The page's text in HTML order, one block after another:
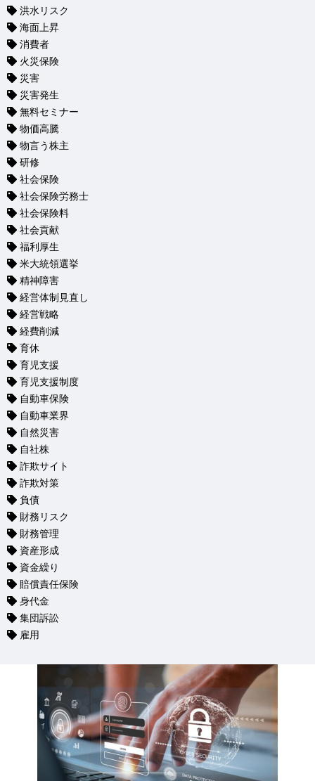
洪水リスク
海面上昇
消費者
火災保険
災害
災害発生
無料セミナー
物価高騰
物言う株主
研修
社会保険
社会保険労務士
社会保険料
社会貢献
福利厚生
米大統領選挙
精神障害
経営体制見直し
経営戦略
経費削減
育休
育児支援
育児支援制度
自動車保険
自動車業界
自然災害
自社株
詐欺サイト
詐欺対策
負債
財務リスク
財務管理
資産形成
資金繰り
賠償責任保険
身代金
集団訴訟
雇用